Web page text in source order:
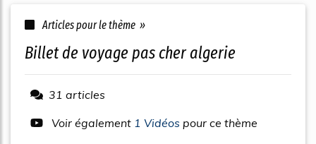
Articles pour le thème »
billet de voyage pas cher algerie
31 articles
Voir également 1 Vidéos pour ce thème